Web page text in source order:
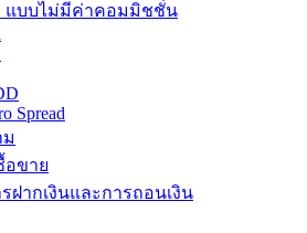
แบบไม่มีค่าคอมมิชชั่น
Spread
อขาย
ฝากเงินและการถอนเงิน